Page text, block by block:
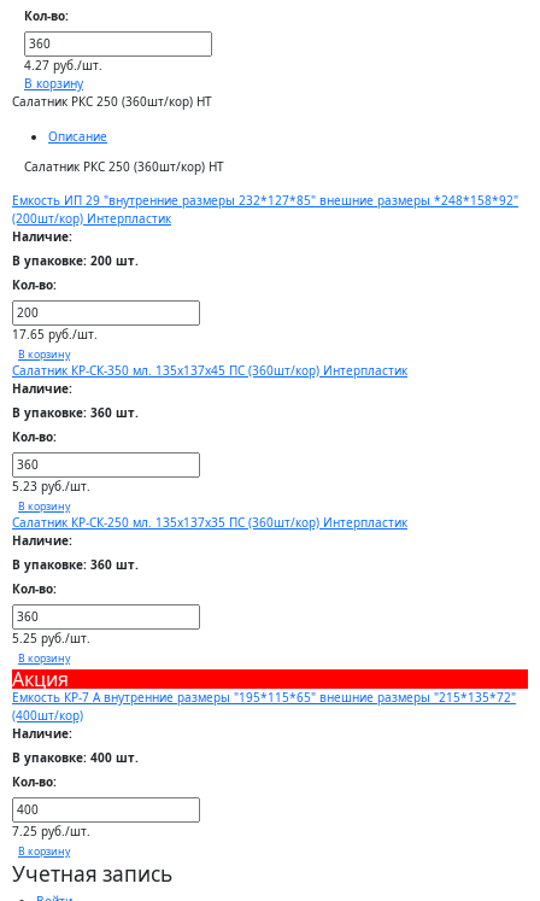
Кол-во:
4.27 руб./шт.
В корзину
Салатник РКС 250 (360шт/кор) НТ
Описание
Салатник РКС 250 (360шт/кор) НТ
Емкость ИП 29 "внутренние размеры 232*127*85" внешние размеры *248*158*92"
(200шт/кор) Интерпластик
Наличие:
В упаковке: 200 шт.
Кол-во:
17.65 руб./шт.
В корзину
Салатник КР-СК-350 мл. 135х137х45 ПС (360шт/кор) Интерпластик
Наличие:
В упаковке: 360 шт.
Кол-во:
5.23 руб./шт.
В корзину
Салатник КР-СК-250 мл. 135х137х35 ПС (360шт/кор) Интерпластик
Наличие:
В упаковке: 360 шт.
Кол-во:
5.25 руб./шт.
В корзину
Акция
Емкость КР-7 А внутренние размеры "195*115*65" внешние размеры "215*135*72"
(400шт/кор)
Наличие:
В упаковке: 400 шт.
Кол-во:
7.25 руб./шт.
В корзину
Учетная запись